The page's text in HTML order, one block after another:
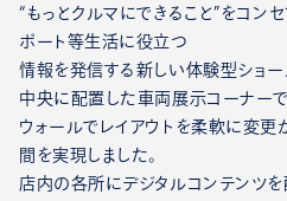
“もっとクルマにできること”をコン
ポート等⽣活に役⽴つ
情報を発信する新しい体験型ショー
中央に配置した⾞両展⽰コーナー
ウォールでレイアウトを柔軟に変更
間を実現しました。
店内の各所にデジタルコンテンツを